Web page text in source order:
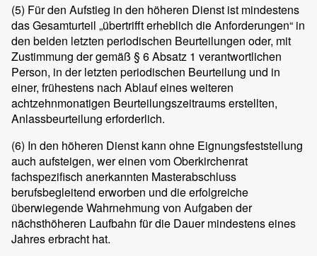
(5) Für den Aufstieg in den höheren Dienst ist mindestens
das Gesamturteil „übertrifft erheblich die Anforderungen“ in
den beiden letzten periodischen Beurteilungen oder, mit
Zustimmung der gemäß § 6 Absatz 1 verantwortlichen
Person, in der letzten periodischen Beurteilung und in
einer, frühestens nach Ablauf eines weiteren
achtzehnmonatigen Beurteilungszeitraums erstellten,
Anlassbeurteilung erforderlich.
(6) In den höheren Dienst kann ohne Eignungsfeststellung
auch aufsteigen, wer einen vom Oberkirchenrat
fachspezifisch anerkannten Masterabschluss
berufsbegleitend erworben und die erfolgreiche
überwiegende Wahrnehmung von Aufgaben der
nächsthöheren Laufbahn für die Dauer mindestens eines
Jahres erbracht hat.